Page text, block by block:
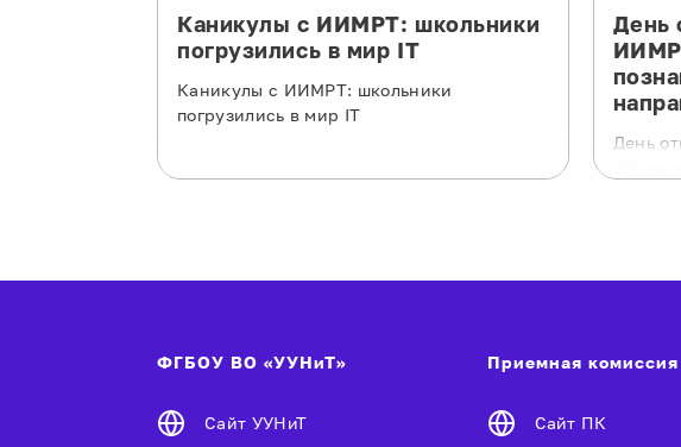
Каникулы с ИИМРТ: школьники
погрузились в мир IT
Каникулы с ИИМРТ: школьники
погрузились в мир IT
День
День
ФГБОУ ВО «УУНиТ»
Сайт УУНиТ
Приемная комиссия
Сайт ПК